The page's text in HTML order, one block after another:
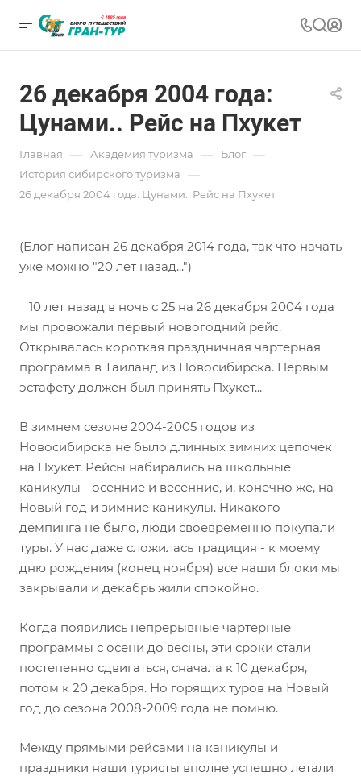
26 декабря 2004 года:
Цунами.. Рейс на Пхукет
Главная — Академия туризма — Блог —
История сибирского туризма —
26 декабря 2004 года: Цунами.. Рейс на Пхукет
(Блог написан 26 декабря 2014 года, так что начать
уже можно "20 лет назад...")
10 лет назад в ночь с 25 на 26 декабря 2004 года
мы провожали первый новогодний рейс.
Открывалась короткая праздничная чартерная
программа в Таиланд из Новосибирска. Первым
эстафету должен был принять Пхукет...
В зимнем сезоне 2004-2005 годов из
Новосибирска не было длинных зимних цепочек
на Пхукет. Рейсы набирались на школьные
каникулы - осенние и весенние, и, конечно же, на
Новый год и зимние каникулы. Никакого
демпинга не было, люди своевременно покупали
туры. У нас даже сложилась традиция - к моему
дню рождения (конец ноября) все наши блоки мы
закрывали и декабрь жили спокойно.
Когда появились непрерывные чартерные
программы с осени до весны, эти сроки стали
постепенно сдвигаться, сначала к 10 декабря,
потом к 20 декабря. Но горящих туров на Новый
год до сезона 2008-2009 года не помню.
Между прямыми рейсами на каникулы и
праздники наши туристы вполне успешно летали